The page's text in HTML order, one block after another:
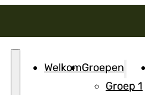
WelkomGroepen
Groep 1